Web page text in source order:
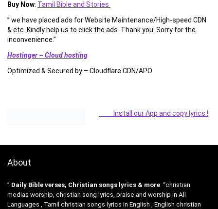
Buy Now: Tamil Bible and Stories
” we have placed ads for Website Maintenance/High-speed CDN
& etc. Kindly help us to click the ads. Thank you. Sorry for the
inconvenience.”
Hostinger – Cloud hosting
Optimized & Secured by – Cloudflare CDN/APO
Install our App and copy lyrics !
About
” Daily Bible verses, Christian songs lyrics & more “christian
medias worship, christian song lyrics, praise and worship in All
Languages , Tamil christian songs lyrics in English , English christian